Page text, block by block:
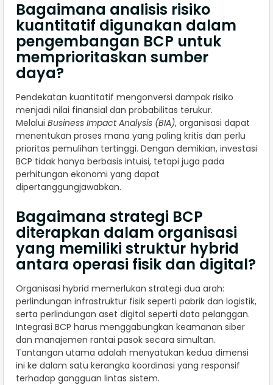
Bagaimana analisis risiko
kuantitatif digunakan dalam
pengembangan BCP untuk
memprioritaskan sumber
daya?
Pendekatan kuantitatif mengonversi dampak risiko
menjadi nilai finansial dan probabilitas terukur.
Melalui Business Impact Analysis (BIA), organisasi dapat
menentukan proses mana yang paling kritis dan perlu
prioritas pemulihan tertinggi. Dengan demikian, investasi
BCP tidak hanya berbasis intuisi, tetapi juga pada
perhitungan ekonomi yang dapat
dipertanggungjawabkan.
Bagaimana strategi BCP
diterapkan dalam organisasi
yang memiliki struktur hybrid
antara operasi fisik dan digital?
Organisasi hybrid memerlukan strategi dua arah:
perlindungan infrastruktur fisik seperti pabrik dan logistik,
serta perlindungan aset digital seperti data pelanggan.
Integrasi BCP harus menggabungkan keamanan siber
dan manajemen rantai pasok secara simultan.
Tantangan utama adalah menyatukan kedua dimensi
ini ke dalam satu kerangka koordinasi yang responsif
terhadap gangguan lintas sistem.